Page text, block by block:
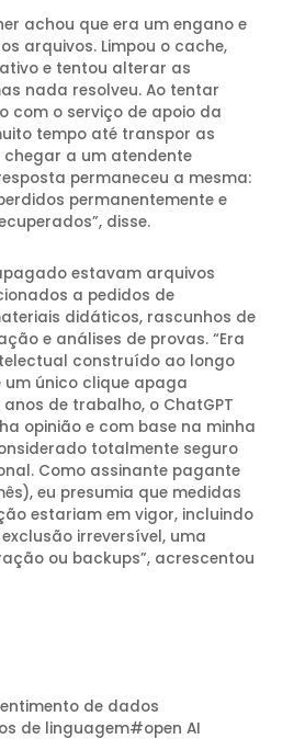
achou que era um engano e
arquivos. Limpou o cache,
e tentou alterar as
nada resolveu. Ao tentar
com o serviço de apoio da
tempo até transpor as
chegar a um atendente
permaneceu a mesma:
permanentemente e
disse.
estavam arquivos
a pedidos de
didáticos, rascunhos de
e análises de provas. “Era
construído ao longo
um único clique apaga
de trabalho, o ChatGPT
opinião e com base na minha
totalmente seguro
Como assinante pagante
eu presumia que medidas
estariam em vigor, incluindo
irreversível, uma
ou backups”, acrescentou
de dados
de linguagem#open AI